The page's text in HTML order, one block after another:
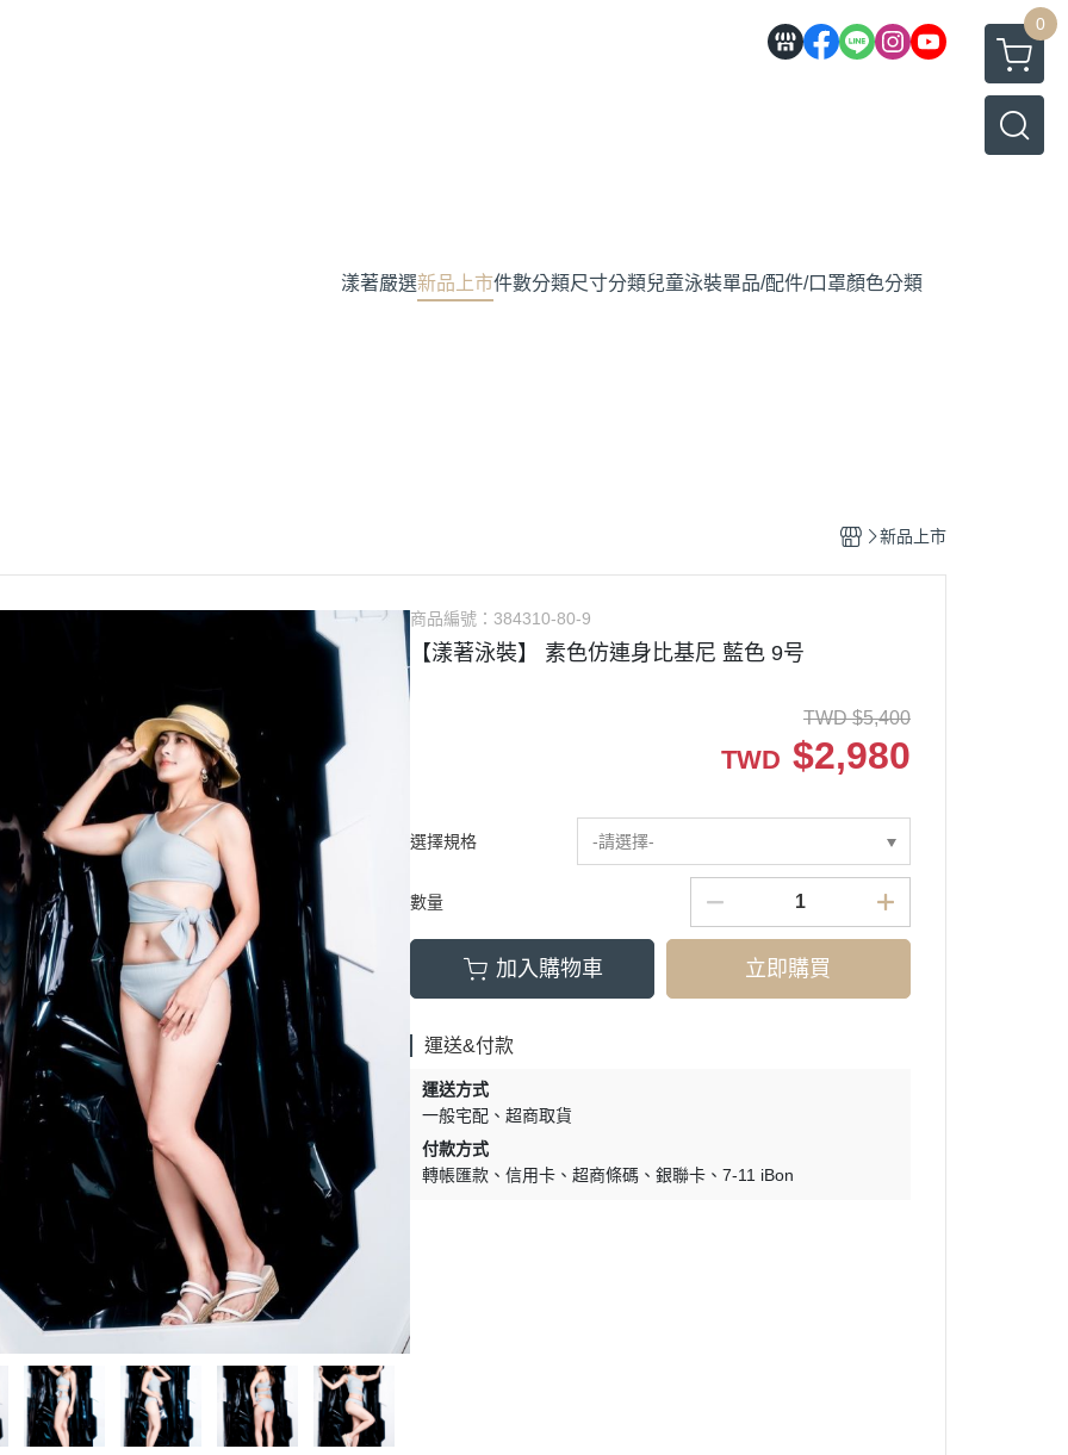
0
漾著嚴選新品上市件數分類尺寸分類兒童泳裝單品/配件/口罩顏色分類
新品上市
商品編號： 384310-80-9
【漾著泳裝】 素色仿連身比基尼 藍色 9号
TWD $5,400
TWD $2,980
選擇規格 -請選擇-
數量
加入購物車 立即購買
運送&付款
運送方式
一般宅配
超商取貨
付款方式
轉帳匯款
信用卡 超商條碼 銀聯卡 7-11 iBon